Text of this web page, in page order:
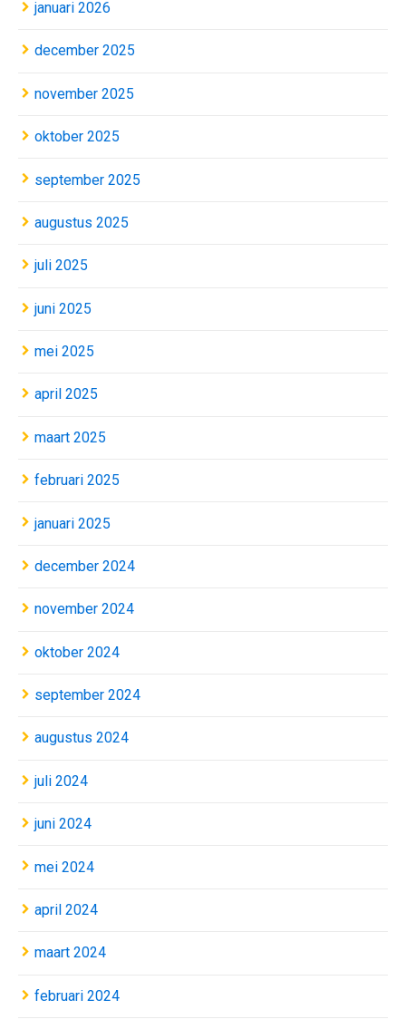
januari 2026
december 2025
november 2025
oktober 2025
september 2025
augustus 2025
juli 2025
juni 2025
mei 2025
april 2025
maart 2025
februari 2025
januari 2025
december 2024
november 2024
oktober 2024
september 2024
augustus 2024
juli 2024
juni 2024
mei 2024
april 2024
maart 2024
februari 2024